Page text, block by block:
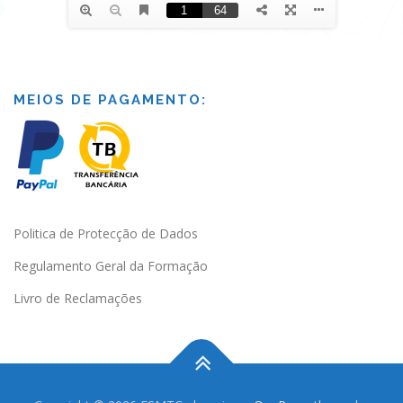
MEIOS DE PAGAMENTO:
Politica de Protecção de Dados
Regulamento Geral da Formação
Livro de Reclamações